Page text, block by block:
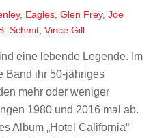
, Eagles, Glen Frey, Joe
Schmit ,Vince Gill
eine lebende Legende. Im
Band ihr 50-jähriges
mehr oder weniger
1980 und 2016 mal ab.
Album „Hotel California“